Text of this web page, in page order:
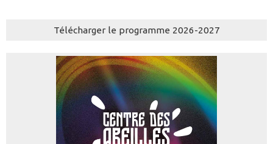
Télécharger le programme 2026-2027